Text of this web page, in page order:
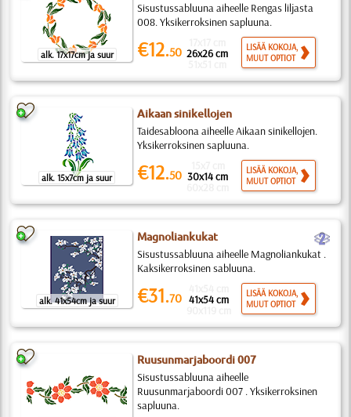
alk. 17x17cm ja suur
Sisustussabluuna aiheelle Rengas liljasta
008. Yksikerroksinen sapluuna.
€12.50 26x26 cm
LISÄÄ KOKOJA,
MUUT OPTIOT
alk. 15x7cm ja suur
Aikaan sinikellojen
Taidesabloona aiheelle Aikaan sinikellojen.
Yksikerroksinen sapluuna.
€12.50 30x14 cm
LISÄÄ KOKOJA,
MUUT OPTIOT
alk. 41x54cm ja suur
Magnoliankukat b
Sisustussabluuna aiheelle Magnoliankukat .
Kaksikerroksinen sabluuna.
€31.70 41x54 cm
LISÄÄ KOKOJA,
MUUT OPTIOT
Ruusunmarjaboordi 007
Sisustussabluuna aiheelle
Ruusunmarjaboordi 007 . Yksikerroksinen
sapluuna.